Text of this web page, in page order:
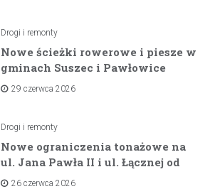
Drogi i remonty
Nowe ścieżki rowerowe i piesze w
gminach Suszec i Pawłowice
dzięki unijnemu wsparciu
29 czerwca 2026
Drogi i remonty
Nowe ograniczenia tonażowe na
ul. Jana Pawła II i ul. Łącznej od
lipca 2026 roku
26 czerwca 2026